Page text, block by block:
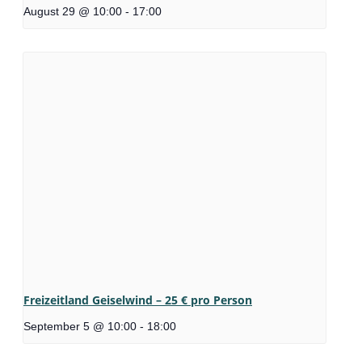
August 29 @ 10:00 - 17:00
Freizeitland Geiselwind – 25 € pro Person
September 5 @ 10:00 - 18:00